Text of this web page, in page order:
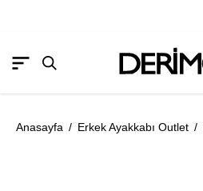
GezinmeArama
Anasayfa / Erkek Ayakkabı Outlet /